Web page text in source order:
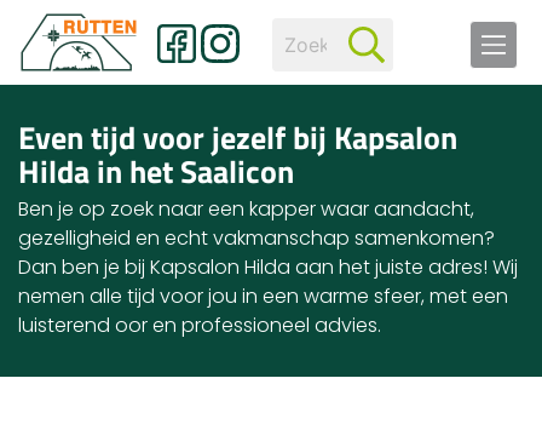
Even tijd voor jezelf bij Kapsalon
Hilda in het Saalicon
Ben je op zoek naar een kapper waar aandacht,
gezelligheid en echt vakmanschap samenkomen?
Dan ben je bij Kapsalon Hilda aan het juiste adres! Wij
nemen alle tijd voor jou in een warme sfeer, met een
luisterend oor en professioneel advies.